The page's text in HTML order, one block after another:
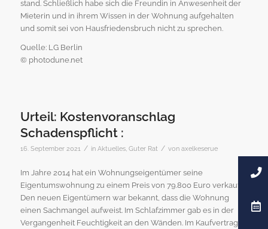
stand. Schließlich habe sich die Freundin in Anwesenheit der
Mieterin und in ihrem Wissen in der Wohnung aufgehalten
und somit sei von Hausfriedensbruch nicht zu sprechen.
Quelle: LG Berlin
© photodune.net
Urteil: Kostenvoranschlag
Schadenspflicht :
16. September 2021 / in Aktuelles, Guter Rat / von axelkeserue
Im Jahre 2014 hat ein Wohnungseigentümer seine
Eigentumswohnung zu einem Preis von 79.800 Euro verkauft.
Den neuen Eigentümern war bekannt, dass die Wohnung
einen Sachmangel aufweist. Im Schlafzimmer gab es in der
Vergangenheit Feuchtigkeit an den Wänden. Im Kaufvertrag